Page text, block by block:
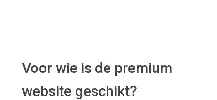
Voor wie is de premium
website geschikt?